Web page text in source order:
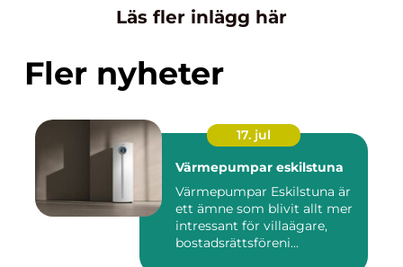
Läs fler inlägg här
Fler nyheter
17. jul
Värmepumpar eskilstuna
Värmepumpar Eskilstuna är
ett ämne som blivit allt mer
intressant för villaägare,
bostadsrättsföreni...